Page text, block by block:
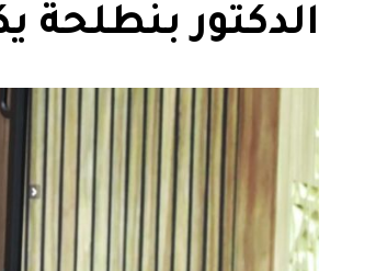
الدكتور بنطلحة